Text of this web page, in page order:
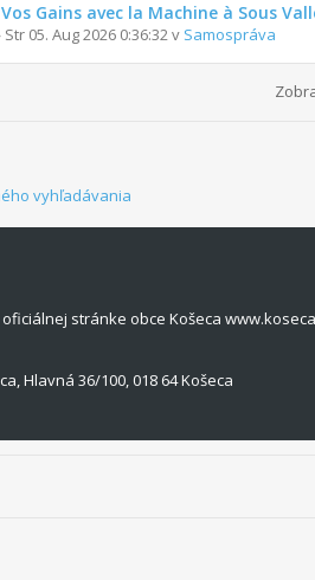
Gains avec la Machine à Sous
05. Aug 2026 0:36:32 v Samospráva
vyhľadávania
stránke obce Košeca
Hlavná 36/100, 018 64 Košeca